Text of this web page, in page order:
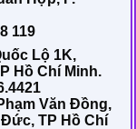
119
Lộ 1K,
Hồ Chí Minh.
Văn Đồng,
TP Hồ Chí